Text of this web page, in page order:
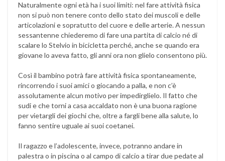
Naturalmente ogni età ha i suoi limiti: nel fare attività fisica
non si può non tenere conto dello stato dei muscoli e delle
articolazioni e sopratutto del cuore e delle arterie. A nessun
sessantenne chiederemo di fare una partita di calcio né di
scalare lo Stelvio in bicicletta perché, anche se quando era
giovane lo aveva fatto, gli anni ora non glielo consentono più.
Così il bambino potrà fare attività fisica spontaneamente,
rincorrendo i suoi amici o giocando a palla, e non c’è
assolutamente alcun motivo per impedirglielo. Il fatto che
sudi e che torni a casa accaldato non è una buona ragione
per vietargli dei giochi che, oltre a fargli bene alla salute, lo
fanno sentire uguale ai suoi coetanei.
Il ragazzo e l’adolescente, invece, potranno andare in
palestra o in piscina o al campo di calcio a tirar due pedate al